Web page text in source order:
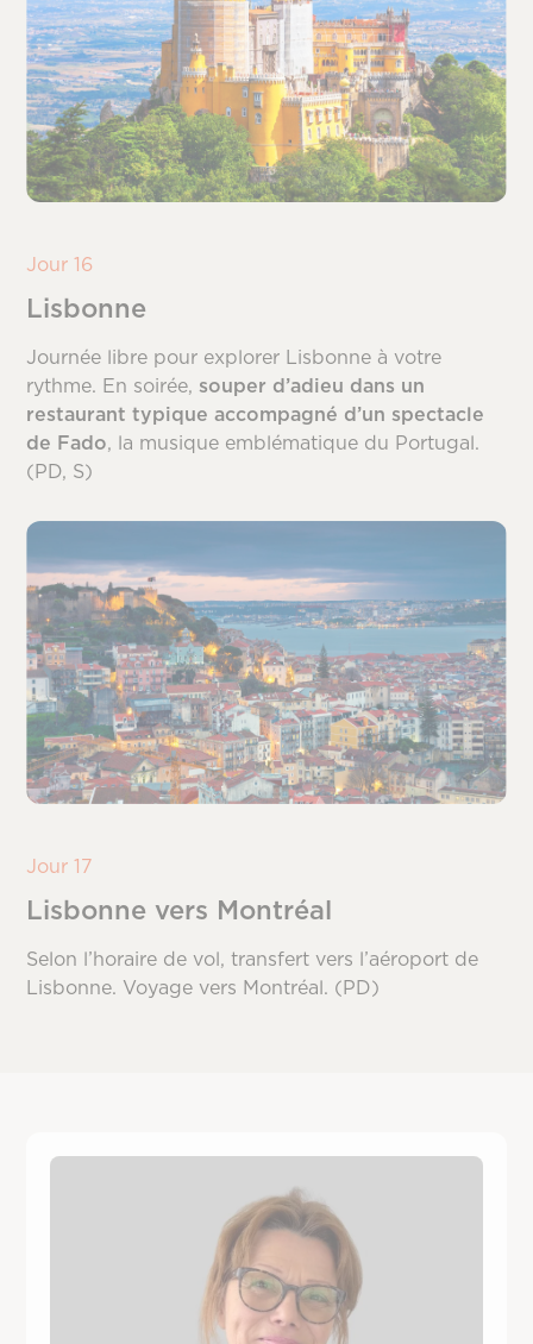
Jour 16
Lisbonne
Journée libre pour explorer Lisbonne à votre
rythme. En soirée,souper d’adieu dans un
restaurant typique accompagné d’un spectacle
de Fado, la musique emblématique du Portugal.
(PD, S)
Jour 17
Lisbonne vers Montréal
Selon l’horaire de vol, transfert vers l’aéroport de
Lisbonne. Voyage vers Montréal. (PD)